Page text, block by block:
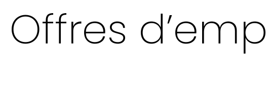
Offres